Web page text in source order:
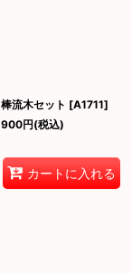
棒流木セット [A1711]
900円(税込)
カートに入れる